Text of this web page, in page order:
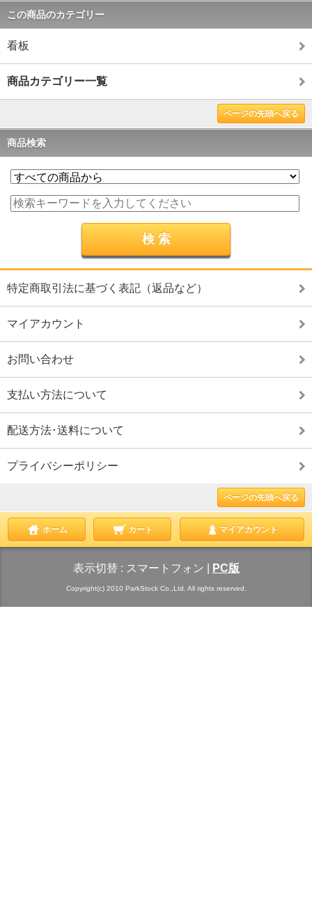
この商品のカテゴリー
看板
商品カテゴリー一覧
ページの先頭へ戻る
商品検索
特定商取引法に基づく表記（返品など）
マイアカウント
お問い合わせ
支払い方法について
配送方法･送料について
プライバシーポリシー
ページの先頭へ戻る
ホーム カート マイアカウント
表示切替 : スマートフォン PC版
Copyright(c) 2010 ParkStock Co.,Ltd. All rights reserved.